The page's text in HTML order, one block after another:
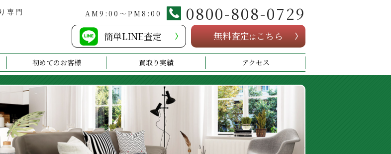
専門 AM9:00～PM8:00 0800-808-0729
簡単LINE査定 無料査定はこちら
初めてのお客様 買取り実績 アクセス